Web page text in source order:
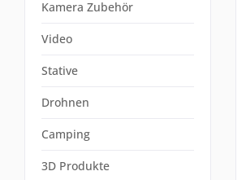
Kamera Zubehör
Video
Stative
Drohnen
Camping
3D Produkte